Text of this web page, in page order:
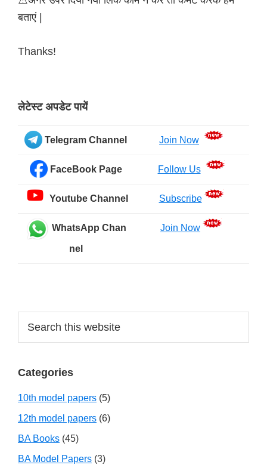
बताएं |
Thanks!
Primary
Sidebar
लेटेस्ट अपडेट पायें
Telegram Channel Join Now
FaceBook Page Follow Us
Youtube Channel Subscribe
WhatsApp Chan
nel
Join Now
this
Categories
10th model papers (5)
12th model papers (6)
BA Books (45)
BA Model Papers (3)